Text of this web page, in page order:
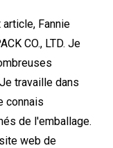
Fannie
CO., LTD. Je
Je travaille dans
connais
de l'emballage.
web de